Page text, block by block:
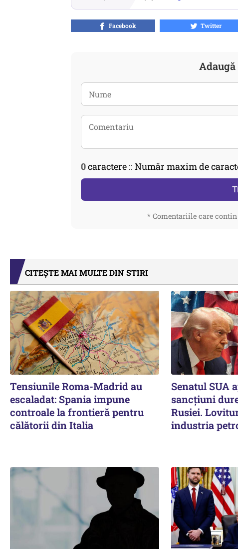
Facebook Twitter
0caractere :: Număr maxim de
* Comentariile care
CITEȘTE MAI MULTE DIN STIRI
Tensiunile Roma-Madrid au
escaladat: Spania impune
controale la frontieră pentru
călătorii din Italia
Senatul SUA
sancțiuni
Rusiei.
industria